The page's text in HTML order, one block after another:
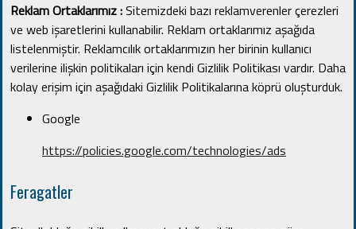
Reklam Ortaklarımız :Sitemizdeki bazı reklamverenler çerezleri
ve web işaretlerini kullanabilir. Reklam ortaklarımız aşağıda
listelenmiştir. Reklamcılık ortaklarımızın her birinin kullanıcı
verilerine ilişkin politikaları için kendi Gizlilik Politikası vardır. Daha
kolay erişim için aşağıdaki Gizlilik Politikalarına köprü oluşturduk.
Google
https://policies.google.com/technologies/ads
Feragatler